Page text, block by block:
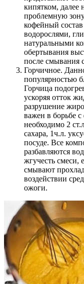
кипятком, далее
проблемную
кофейный
водорослями,
натуральными
обертывания
после смывания
Горчичное.
популярностью
Горчица
ускоряя отток
разрушение
важен в борьбе
необходимо 2
сахара, 1ч.л.
посуде. Все
разбавляются
жгучесть смеси,
смывают
воздействии
ожоги.